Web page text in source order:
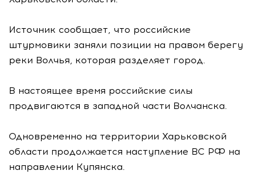
Источник сообщает, что российские
штурмовики заняли позиции на правом берегу
реки Волчья, которая разделяет город.
В настоящее время российские силы
продвигаются в западной части Волчанска.
Одновременно на территории Харьковской
области продолжается наступление ВС РФ на
направлении Купянска.